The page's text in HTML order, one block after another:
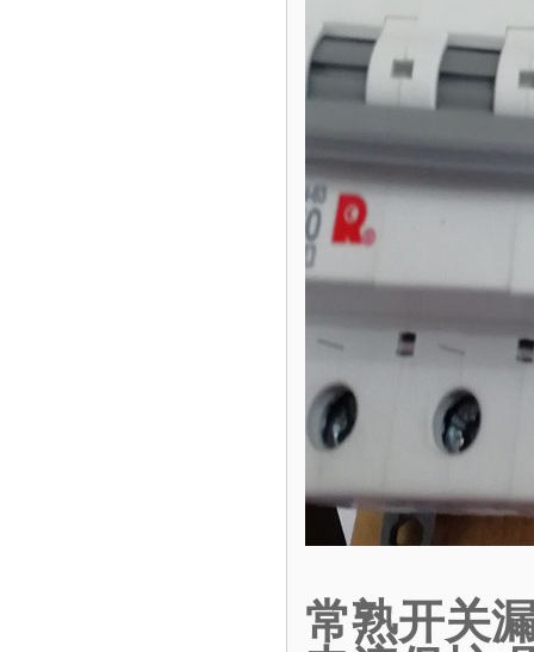
常熟开关